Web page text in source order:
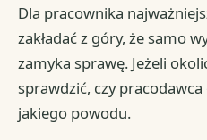
Dla pracownika
zakładać z góry, że samo
zamyka sprawę. Jeżeli
sprawdzić, czy
jakiego powodu.